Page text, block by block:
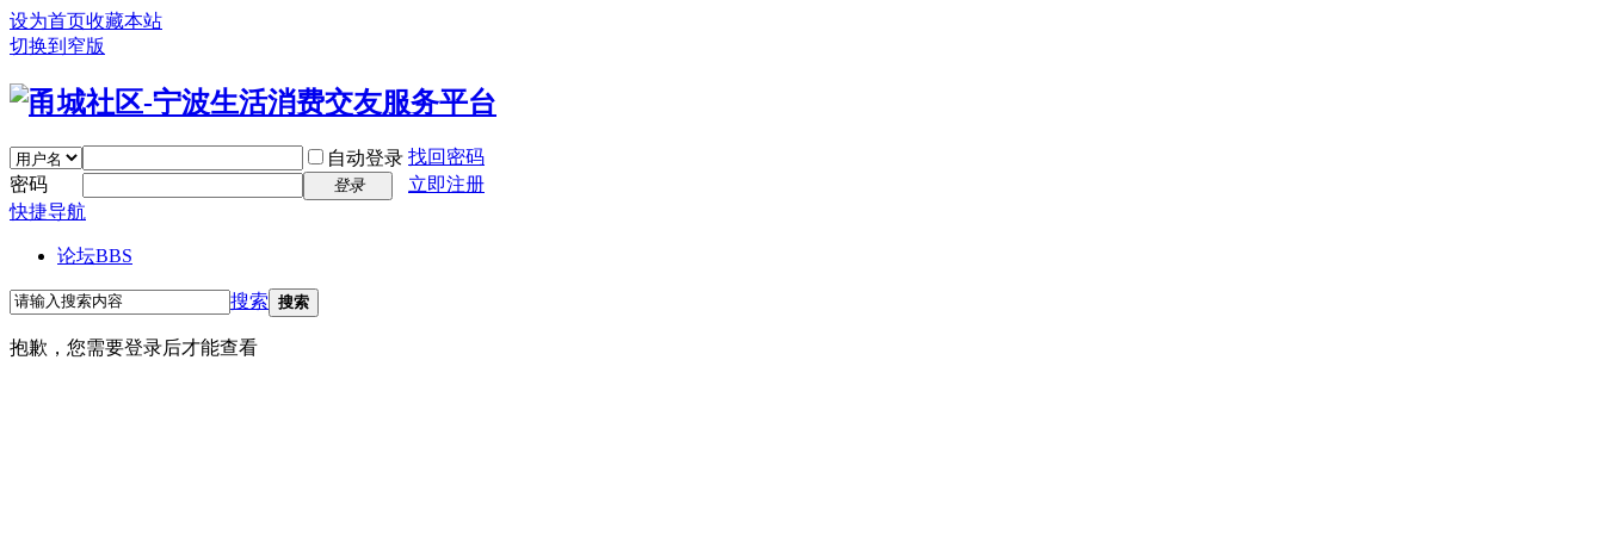
设为首页收藏本站
切换到窄版
自动登录 找回密码
密码
登录
立即注册
快捷导航
论坛BBS
搜索 搜索
抱歉，您需要登录后才能查看